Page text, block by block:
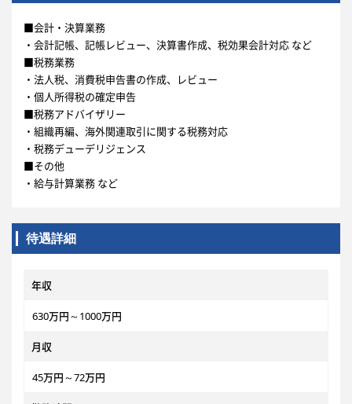
■会計・決算業務
・会計記帳、記帳レビュー、決算書作成、税効果会計対応 など
■税務業務
・法人税、消費税申告書の作成、レビュー
・個人所得税の確定申告
■税務アドバイザリー
・組織再編、海外関連取引に関する税務対応
・税務デューデリジェンス
■その他
・給与計算業務 など
待遇詳細
年収
630万円～1000万円
月収
45万円～72万円